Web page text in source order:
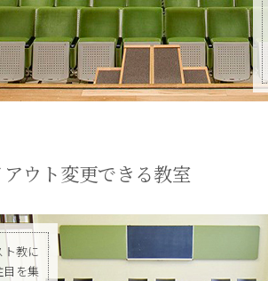
ウト変更できる教室
教に
目を集